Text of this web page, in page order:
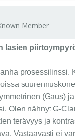
Member
lasien
prosessilinssi.
(Gaus)
Olen nähnyt G-
terävyys ja
Vastaavasti ei